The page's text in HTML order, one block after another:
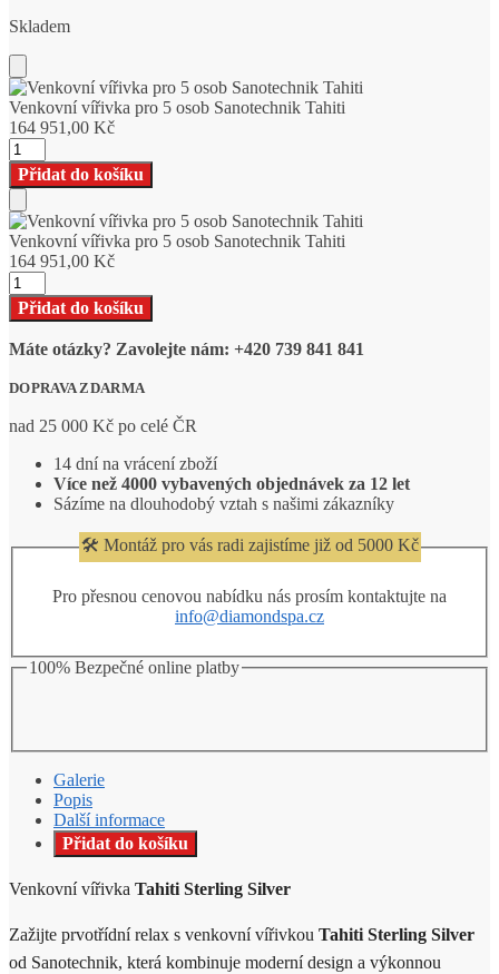
Skladem
Add
to
Cart
Venkovní vířivka pro 5 osob Sanotechnik Tahiti
164 951,00 Kč
Venkovní
vířivka
pro
5
osob
Sanotechnik
Tahiti
množství
Přidat do košíku
Add
to
Cart
Venkovní vířivka pro 5 osob Sanotechnik Tahiti
164 951,00 Kč
Venkovní
vířivka
pro
5
osob
Sanotechnik
množství
Přidat do košíku
Máte otázky? Zavolejte nám: +420 739 841 841
DOPRAVA ZDARMA
nad 25 000 Kč po celé ČR
14 dní na vrácení zboží
Více než 4000 vybavených objednávek za 12 let
Sázíme na dlouhodobý vztah s našimi zákazníky
🛠️ Montáž pro vás radi zajistíme již od 5000 Kč
Pro přesnou cenovou nabídku nás prosím kontaktujte na
info@diamondspa.cz
100% Bezpečné online platby
Galerie
Popis
Další informace
Přidat do košíku
Venkovní vířivka Tahiti Sterling Silver
Zažijte prvotřídní relax s venkovní vířivkou Tahiti Sterling Silver
od Sanotechnik, která kombinuje moderní design a výkonnou